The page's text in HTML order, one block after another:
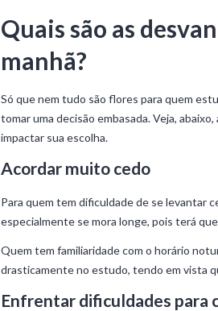
Quais são as
manhã?
Só que nem tudo são flores para quem
tomar uma decisão embasada. Veja,
impactar sua escolha.
Acordar muito cedo
Para quem tem dificuldade de se levantar
especialmente se mora longe, pois terá
Quem tem familiaridade com o horário
drasticamente no estudo, tendo em vista
Enfrentar dificuldades para